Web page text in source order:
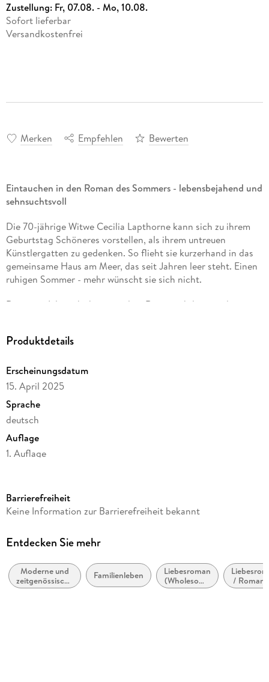
Zustellung: Fr, 07.08. - Mo, 10.08.
Sofort lieferbar
Versandkostenfrei
Merken Empfehlen Bewerten
Eintauchen in den Roman des Sommers - lebensbejahend und
sehnsuchtsvoll
Die 70-jährige Witwe Cecilia Lapthorne kann sich zu ihrem
Geburtstag Schöneres vorstellen, als ihrem untreuen
Künstlergatten zu gedenken. So flieht sie kurzerhand in das
gemeinsame Haus am Meer, das seit Jahren leer steht. Einen
ruhigen Sommer - mehr wünscht sie sich nicht.
Die junge Lily steht kurz vor dem Ruin, nachdem sie der
kommt ihr gerade recht.
Als Cecilia den unerwarteten Hausgast auf ihrem Sofa
vorfindet, ist eines klar: Dieser Sommer wird alles andere als
ruhig. Und für beide Frauen tun sich zweite Chancen auf, die
das große Glück bergen.
Produktdetails
Erscheinungsdatum
15. April 2025
Sprache
deutsch
Auflage
1. Auflage
Autor/Autorin
Übersetzung
Verlag/Hersteller
HarperCollins Paperback
Barrierefreiheit
Keine Information zur Barrierefreiheit bekannt
Entdecken Sie mehr
Moderne und
zeitgenössische
Belletristik:
Familienleben
Liebesroman
(Wholesome
Romance)
/